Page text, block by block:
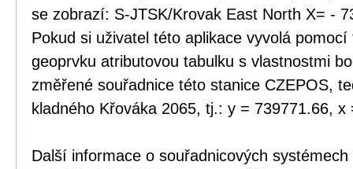
se zobrazí: S-JTSK/Krovak East North X= -
Pokud si uživatel této aplikace vyvolá
geoprvku atributovou tabulku s vlastnostmi
změřené souřadnice této stanice CZEPOS,
kladného Křováka 2065, tj.: y = 739771.66, x
Další informace o souřadnicových